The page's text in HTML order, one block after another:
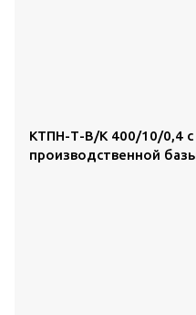
КТПН-Т-В/К 400/10/0,4
производственной